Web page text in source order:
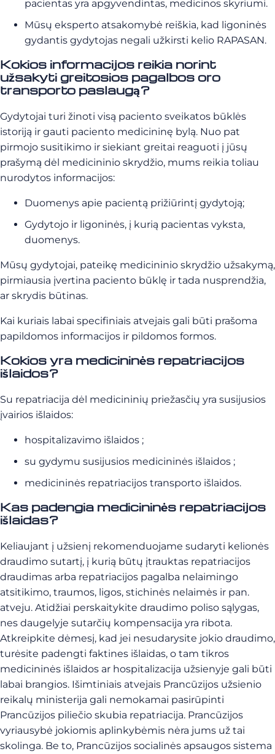
pacientas yra apgyvendintas, medicinos skyriumi.
Mūsų eksperto atsakomybė reiškia, kad ligoninės
gydantis gydytojas negali užkirsti kelio RAPASAN.
Kokios informacijos reikia norint
užsakyti greitosios pagalbos oro
transporto paslaugą?
Gydytojai turi žinoti visą paciento sveikatos būklės
istoriją ir gauti paciento medicininę bylą. Nuo pat
pirmojo susitikimo ir siekiant greitai reaguoti į jūsų
prašymą dėl medicininio skrydžio, mums reikia toliau
nurodytos informacijos:
Duomenys apie pacientą prižiūrintį gydytoją;
Gydytojo ir ligoninės, į kurią pacientas vyksta,
duomenys.
Mūsų gydytojai, pateikę medicininio skrydžio užsakymą,
pirmiausia įvertina paciento būklę ir tada nusprendžia,
ar skrydis būtinas.
Kai kuriais labai specifiniais atvejais gali būti prašoma
papildomos informacijos ir pildomos formos.
Kokios yra medicininės repatriacijos
išlaidos?
Su repatriacija dėl medicininių priežasčių yra susijusios
įvairios išlaidos:
hospitalizavimo išlaidos ;
su gydymu susijusios medicininės išlaidos ;
medicininės repatriacijos transporto išlaidos.
Kas padengia medicininės repatriacijos
išlaidas?
Keliaujant į užsienį rekomenduojame sudaryti kelionės
draudimo sutartį, į kurią būtų įtrauktas repatriacijos
draudimas arba repatriacijos pagalba nelaimingo
atsitikimo, traumos, ligos, stichinės nelaimės ir pan.
atveju. Atidžiai perskaitykite draudimo poliso sąlygas,
nes daugelyje sutarčių kompensacija yra ribota.
Atkreipkite dėmesį, kad jei nesudarysite jokio draudimo,
turėsite padengti faktines išlaidas, o tam tikros
medicininės išlaidos ar hospitalizacija užsienyje gali būti
labai brangios. Išimtiniais atvejais Prancūzijos užsienio
reikalų ministerija gali nemokamai pasirūpinti
Prancūzijos piliečio skubia repatriacija. Prancūzijos
vyriausybė jokiomis aplinkybėmis nėra jums už tai
skolinga. Be to, Prancūzijos socialinės apsaugos sistema